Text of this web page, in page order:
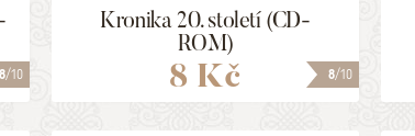
8/10 8/10
Kronika 20. století (CD-
ROM)
8 Kč